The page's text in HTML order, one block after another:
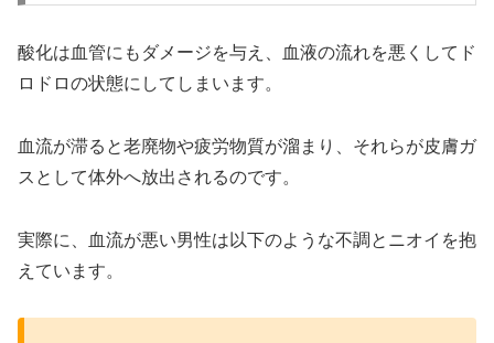
酸化は血管にもダメージを与え、血液の流れを悪くしてド
ロドロの状態にしてしまいます。
血流が滞ると老廃物や疲労物質が溜まり、それらが皮膚ガ
スとして体外へ放出されるのです。
実際に、血流が悪い男性は以下のような不調とニオイを抱
えています。